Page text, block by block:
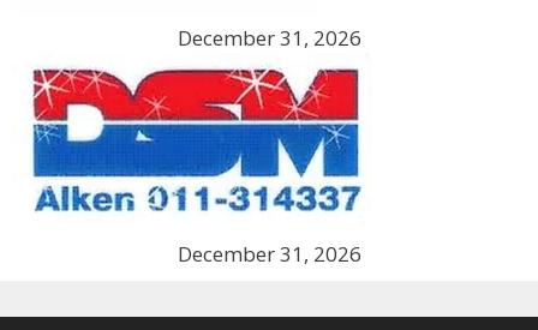
December 31, 2026
December 31, 2026